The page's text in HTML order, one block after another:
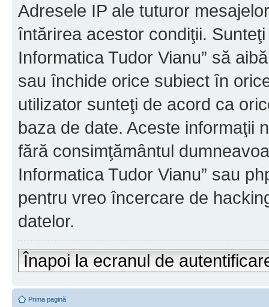
Adresele IP ale tuturor
întărirea acestor condiţii.
Informatica Tudor Vianu” să
sau închide orice subiect în
utilizator sunteţi de acord ca
baza de date. Aceste informaţii
fără consimţământul
Informatica Tudor Vianu” sau
pentru vreo încercare de
datelor.
Înapoi la ecranul de
Prima pagină